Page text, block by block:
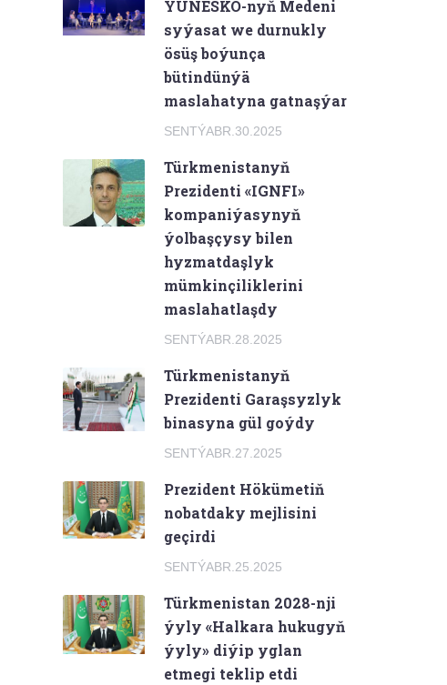
ÝUNESKO-nyň Medeni
syýasat we durnukly
ösüş boýunça
bütindünýä
maslahatyna gatnaşýar
SENTÝABR.30.2025
Türkmenistanyň
Prezidenti «IGNFI»
kompaniýasynyň
ýolbaşçysy bilen
hyzmatdaşlyk
mümkinçiliklerini
maslahatlaşdy
SENTÝABR.28.2025
Türkmenistanyň
Prezidenti Garaşsyzlyk
binasyna gül goýdy
SENTÝABR.27.2025
Prezident Hökümetiň
nobatdaky mejlisini
geçirdi
SENTÝABR.25.2025
Türkmenistan 2028-nji
ýyly «Halkara hukugyň
ýyly» diýip yglan
etmegi teklip etdi